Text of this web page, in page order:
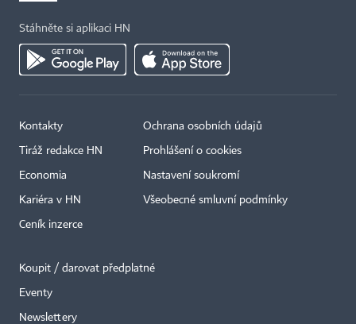
Stáhněte si aplikaci HN
Kontakty
Tiráž redakce HN
Economia
Kariéra v HN
Ceník inzerce
Ochrana osobních údajů
Prohlášení o cookies
Nastavení soukromí
Všeobecné smluvní podmínky
Koupit / darovat předplatné
Eventy
Newslettery